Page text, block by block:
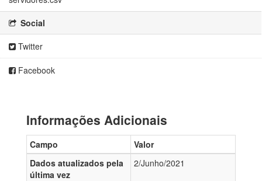
Social
Twitter
Facebook
Informações Adicionais
Campo
Valor
Dados atualizados pela
última vez
2/Junho/2021